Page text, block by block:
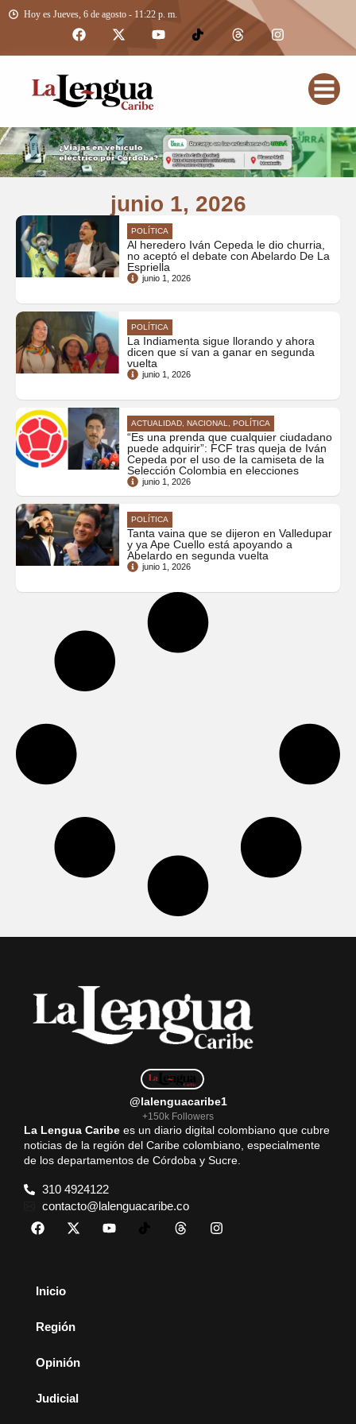
Hoy es Jueves, 6 de agosto - 11:22 p. m.
junio 1, 2026
POLÍTICA
Al heredero Iván Cepeda le dio churria,
no aceptó el debate con Abelardo De La
Espriella
junio 1, 2026
POLÍTICA
La Indiamenta sigue llorando y ahora
dicen que sí van a ganar en segunda
vuelta
junio 1, 2026
ACTUALIDAD, NACIONAL, POLÍTICA
“Es una prenda que cualquier ciudadano
puede adquirir”: FCF tras queja de Iván
Cepeda por el uso de la camiseta de la
Selección Colombia en elecciones
junio 1, 2026
POLÍTICA
Tanta vaina que se dijeron en Valledupar
y ya Ape Cuello está apoyando a
Abelardo en segunda vuelta
junio 1, 2026
@lalenguacaribe1
+150k Followers
La Lengua Caribe es un diario digital colombiano que cubre
noticias de la región del Caribe colombiano, especialmente
de los departamentos de Córdoba y Sucre.
310 4924122
contacto@lalenguacaribe.co
Inicio
Región
Opinión
Judicial